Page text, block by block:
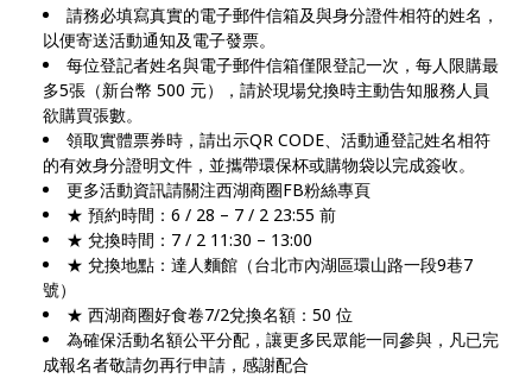
請務必填寫真實的電子郵件信箱及與身分證件相符的姓名，
以便寄送活動通知及電子發票。
每位登記者姓名與電子郵件信箱僅限登記一次，每人限購最
多5張（新台幣 500 元），請於現場兌換時主動告知服務人員
欲購買張數。
領取實體票券時，請出示QR CODE、活動通登記姓名相符
的有效身分證明文件，並攜帶環保杯或購物袋以完成簽收。
更多活動資訊請關注西湖商圈FB粉絲專頁
★ 預約時間：6 / 28 – 7 / 2 23:55 前
★ 兌換時間：7 / 2 11:30 – 13:00
★ 兌換地點：達⼈麵館（台北市內湖區環山路一段9巷7
號）
★ 西湖商圈好食卷7/2兌換名額：50 位
為確保活動名額公平分配，讓更多民眾能一同參與，凡已完
成報名者敬請勿再行申請，感謝配合